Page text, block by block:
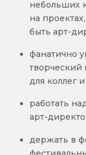
небольших
на
быть арт-
фанатично
творческий
для коллег
работать
арт-
держать в